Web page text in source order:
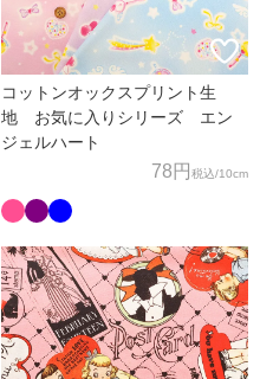
コットンオックスプリント生
地 お気に入りシリーズ エン
ジェルハート
78円 税込/10cm